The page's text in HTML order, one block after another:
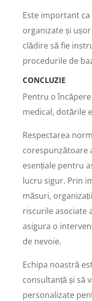
Este important
organizate și
clădire să fie
procedurile de
CONCLUZIE
Pentru o
medical, dotările
Respectarea
corespunzătoare
esențiale pentru
lucru sigur. Prin
măsuri,
riscurile asociate
asigura o
de nevoie.
Echipa noastră
consultanță și să
personalizate